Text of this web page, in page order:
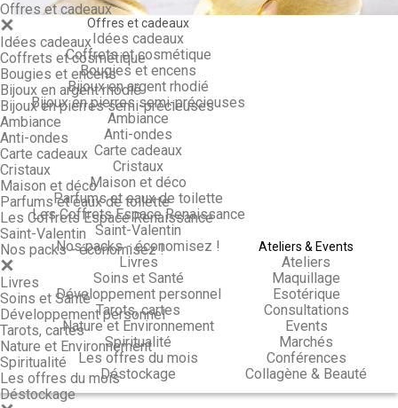
Offres et cadeaux
Idées cadeaux
Coffrets et cosmétique
Bougies et encens
Bijoux en argent rhodié
Bijoux en pierres semi-précieuses
Ambiance
Anti-ondes
Carte cadeaux
Cristaux
Maison et déco
Parfums et eaux de toilette
Les Coffrets Espace Renaissance
Saint-Valentin
Nos packs - économisez !
Livres
Soins et Santé
Développement personnel
Tarots, cartes
Nature et Environnement
Spiritualité
Les offres du mois
Déstockage
Offres et cadeaux
Idées cadeaux
Coffrets et cosmétique
Bougies et encens
Bijoux en argent rhodié
Bijoux en pierres semi-précieuses
Ambiance
Anti-ondes
Carte cadeaux
Cristaux
Maison et déco
Parfums et eaux de toilette
Les Coffrets Espace Renaissance
Saint-Valentin
Nos packs - économisez !
Livres
Soins et Santé
Développement personnel
Tarots, cartes
Nature et Environnement
Spiritualité
Les offres du mois
Déstockage
Ateliers & Events
Ateliers
Maquillage
Esotérique
Consultations
Events
Marchés
Conférences
Collagène & Beauté